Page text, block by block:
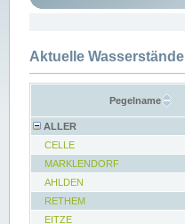
Aktuelle Wasserstände
Pegelname
ALLER
CELLE
MARKLENDORF
AHLDEN
RETHEM
EITZE